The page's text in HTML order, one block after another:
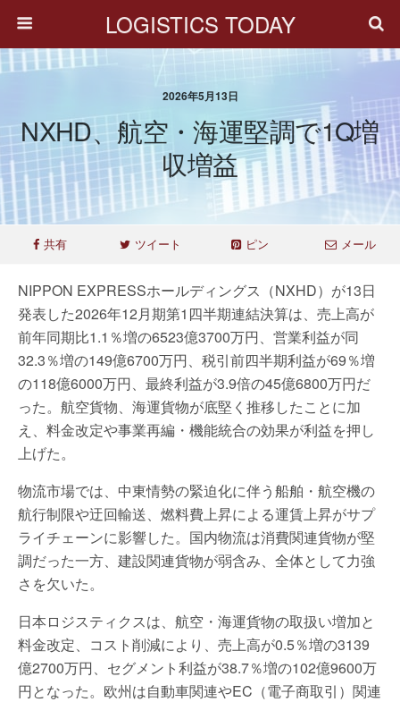
LOGISTICS TODAY
2026年5月13日
NXHD、航空・海運堅調で1Q増
収増益
共有 ツイート ピン メール
NIPPON EXPRESSホールディングス（NXHD）が13日
発表した2026年12月期第1四半期連結決算は、売上高が
前年同期比1.1％増の6523億3700万円、営業利益が同
32.3％増の149億6700万円、税引前四半期利益が69％増
の118億6000万円、最終利益が3.9倍の45億6800万円だ
った。航空貨物、海運貨物が底堅く推移したことに加
え、料金改定や事業再編・機能統合の効果が利益を押し
上げた。
物流市場では、中東情勢の緊迫化に伴う船舶・航空機の
航行制限や迂回輸送、燃料費上昇による運賃上昇がサプ
ライチェーンに影響した。国内物流は消費関連貨物が堅
調だった一方、建設関連貨物が弱含み、全体として力強
さを欠いた。
日本ロジスティクスは、航空・海運貨物の取扱い増加と
料金改定、コスト削減により、売上高が0.5％増の3139
億2700万円、セグメント利益が38.7％増の102億9600万
円となった。欧州は自動車関連やEC（電子商取引）関連